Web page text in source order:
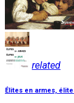
related
Élites en armes,